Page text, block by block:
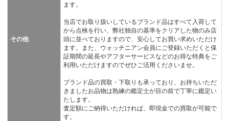
その他
ます。
当店でお取り扱いしているブランド品はすべて入荷して
から点検を行い、弊社独自の基準をクリアした物のみ店
頭に並べておりますので、安心してお買い求めいただけ
ます。また、ウォッチニアン会員にご登録いただくと保
証期間の延長やアフターサービスなどのお得な特典をご
利用いただけますのでぜひご活用くださいませ。
ブランド品の買取・下取りも承っており、お持ちいただ
きましたお品物は熟練の鑑定士が目の前で丁寧に鑑定い
たします。
査定額にご納得いただければ、即現金での買取が可能で
す。